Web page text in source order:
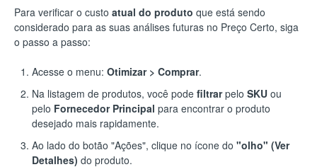
Para verificar o custo atual do produto que está sendo
considerado para as suas análises futuras no Preço Certo, siga
o passo a passo:
Acesse o menu: Otimizar > Comprar.
Na listagem de produtos, você pode filtrarpelo SKU ou
pelo Fornecedor Principal para encontrar o produto
desejado mais rapidamente.
Ao lado do botão "Ações", clique no ícone do "olho" (Ver
Detalhes) do produto.